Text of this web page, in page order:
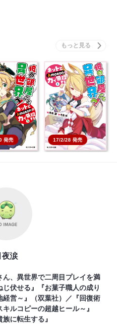
発売
と異世界へ!
Amozo…
買う
17/2/28 発売
俺の部屋ごと異世界へ!
ネットとAmozo…
本を買う
夜涙
、異世界で二周目プレイを満
伏せる』『お菓子職人の成り
営～』（双葉社）／『回復術
ルコピーの超越ヒール～』
に転生する』